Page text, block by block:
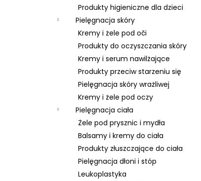
Produkty higieniczne dla dzieci
Pielęgnacja skóry
Kremy i żele pod oči
Produkty do oczyszczania skóry
Kremy i serum nawilżające
Produkty przeciw starzeniu się
Pielęgnacja skóry wrażliwej
Kremy i żele pod oczy
Pielęgnacja ciała
Żele pod prysznic i mydła
Balsamy i kremy do ciała
Produkty złuszczające do ciała
Pielęgnacja dłoni i stóp
Leukoplastyka